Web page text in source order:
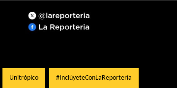
Unitrópico #InclúyeteConLaReportería